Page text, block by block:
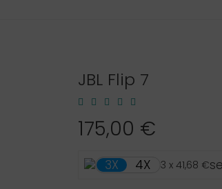
JBL Flip 7
175,00 €
3X 4X 3 x 41,68 €